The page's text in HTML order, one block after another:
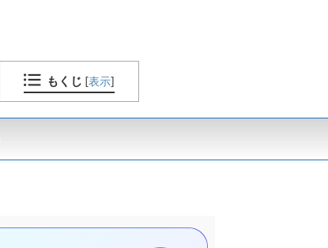
もくじ [表示]